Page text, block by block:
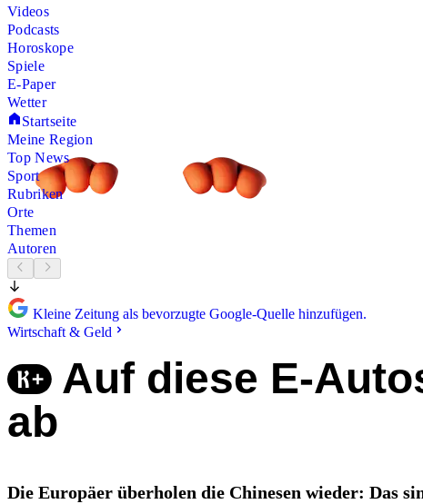
Videos
Podcasts
Horoskope
Spiele
E-Paper
Wetter
Startseite
Meine Region
Top News
Sport
Rubriken
Orte
Themen
Autoren
Kleine Zeitung als bevorzugte Google-Quelle hinzufügen.
Wirtschaft & Geld
Auf diese E-
ab
Die Europäer überholen die Chinesen wieder: Das